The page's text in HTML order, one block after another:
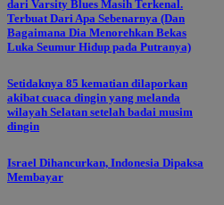
dari Varsity Blues Masih Terkenal.
Terbuat Dari Apa Sebenarnya (Dan
Bagaimana Dia Menorehkan Bekas
Luka Seumur Hidup pada Putranya)
Setidaknya 85 kematian dilaporkan
akibat cuaca dingin yang melanda
wilayah Selatan setelah badai musim
dingin
Israel Dihancurkan, Indonesia Dipaksa
Membayar